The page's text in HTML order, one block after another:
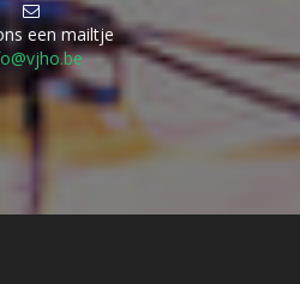
een mailtje